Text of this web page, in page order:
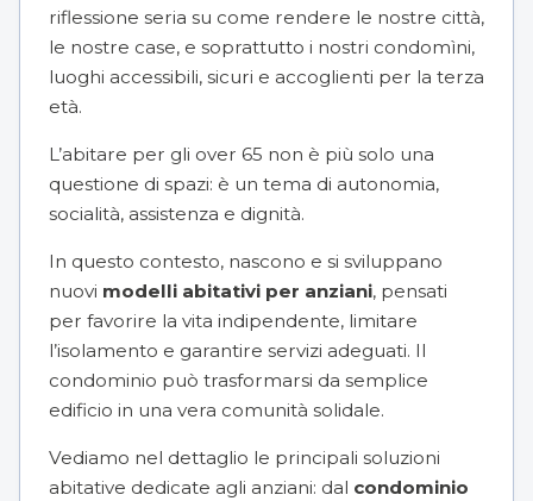
riflessione seria su come rendere le nostre città,
le nostre case, e soprattutto i nostri condomìni,
luoghi accessibili, sicuri e accoglienti per la terza
età.
L’abitare per gli over 65 non è più solo una
questione di spazi: è un tema di autonomia,
socialità, assistenza e dignità.
In questo contesto, nascono e si sviluppano
nuovi modelli abitativi per anziani, pensati
per favorire la vita indipendente, limitare
l’isolamento e garantire servizi adeguati. Il
condominio può trasformarsi da semplice
edificio in una vera comunità solidale.
Vediamo nel dettaglio le principali soluzioni
abitative dedicate agli anziani: dal condominio